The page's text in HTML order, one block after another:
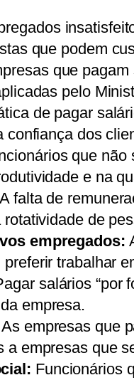
que podem
que pagam
pelo
de pagar
confiança dos
que não
e na
A falta de
de
empregados:
trabalhar
salários “por
empresa.
As empresas que
a empresas que
Funcionários